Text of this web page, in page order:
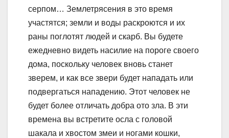
серпом… Землетрясения в это время
участятся; земли и воды раскроются и их
раны поглотят людей и скарб. Вы будете
ежедневно видеть насилие на пороге своего
дома, поскольку человек вновь станет
зверем, и как все звери будет нападать или
подвергаться нападению. Этот человек не
будет более отличать добра ото зла. В эти
времена вы встретите осла с головой
шакала и хвостом змеи и ногами кошки,